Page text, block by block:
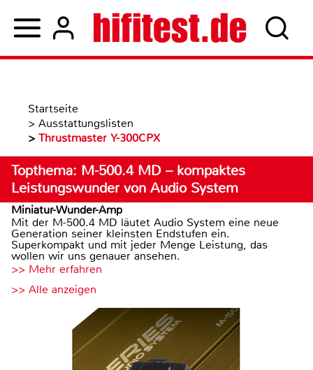
Startseite
> Ausstattungslisten
> Thrustmaster Y-300CPX
Topthema: M-500.4 MD – kompaktes
Leistungswunder von Audio System
Miniatur-Wunder-Amp
Mit der M-500.4 MD läutet Audio System eine neue
Generation seiner kleinsten Endstufen ein.
Superkompakt und mit jeder Menge Leistung, das
wollen wir uns genauer ansehen.
>> Mehr erfahren
>> Alle anzeigen